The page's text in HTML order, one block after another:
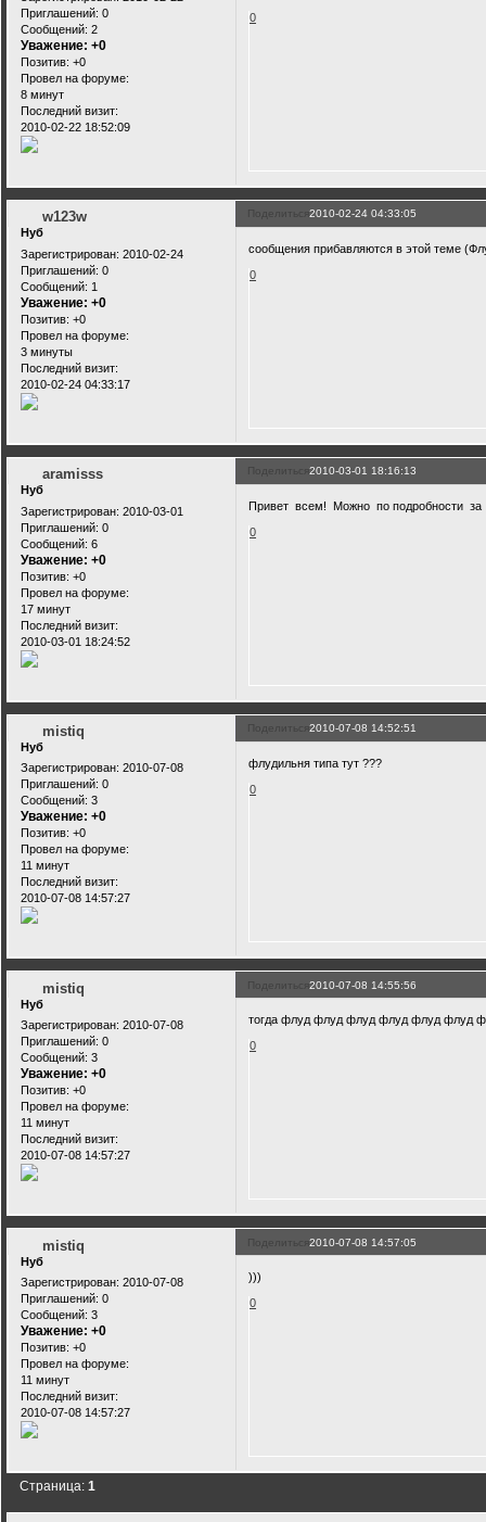
Приглашений: 0
Сообщений: 2
Уважение: +0
Позитив: +0
Провел на форуме:
8 минут
Последний визит:
2010-02-22 18:52:09
0
Поделиться2010-02-24 04:33:05
w123w
Нуб
Зарегистрирован: 2010-02-24
Приглашений: 0
Сообщений: 1
Уважение: +0
Позитив: +0
Провел на форуме:
3 минуты
Последний визит:
2010-02-24 04:33:17
сообщения прибавляются в этой теме
0
Поделиться2010-03-01 18:16:13
aramisss
Нуб
Зарегистрирован: 2010-03-01
Приглашений: 0
Сообщений: 6
Уважение: +0
Позитив: +0
Провел на форуме:
17 минут
Последний визит:
2010-03-01 18:24:52
Привет всем! Можно по подробности
0
Поделиться2010-07-08 14:52:51
mistiq
Нуб
Зарегистрирован: 2010-07-08
Приглашений: 0
Сообщений: 3
Уважение: +0
Позитив: +0
Провел на форуме:
11 минут
Последний визит:
2010-07-08 14:57:27
флудильня типа тут ???
0
Поделиться2010-07-08 14:55:56
mistiq
Нуб
Зарегистрирован: 2010-07-08
Приглашений: 0
Сообщений: 3
Уважение: +0
Позитив: +0
Провел на форуме:
11 минут
Последний визит:
2010-07-08 14:57:27
тогда флуд флуд флуд флуд флуд флуд
0
Поделиться2010-07-08 14:57:05
mistiq
Нуб
Зарегистрирован: 2010-07-08
Приглашений: 0
Сообщений: 3
Уважение: +0
Позитив: +0
Провел на форуме:
11 минут
Последний визит:
2010-07-08 14:57:27
)))
0
Страница:1